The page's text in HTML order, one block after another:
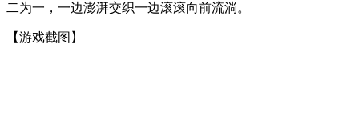
二为一，一边澎湃交织一边滚滚向前流淌。
【游戏截图】